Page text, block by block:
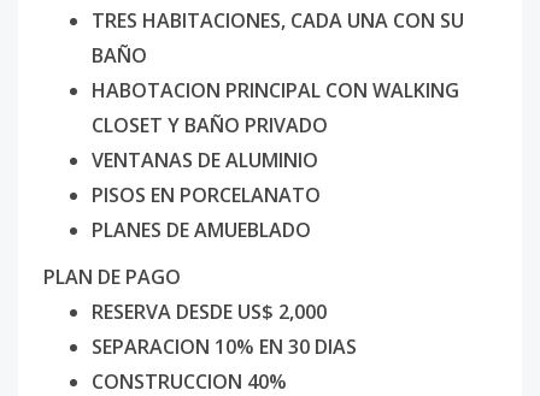
TRES HABITACIONES, CADA UNA CON SU
BAÑO
HABOTACION PRINCIPAL CON WALKING
CLOSET Y BAÑO PRIVADO
VENTANAS DE ALUMINIO
PISOS EN PORCELANATO
PLANES DE AMUEBLADO
PLAN DE PAGO
RESERVA DESDE US$ 2,000
SEPARACION 10% EN 30 DIAS
CONSTRUCCION 40%